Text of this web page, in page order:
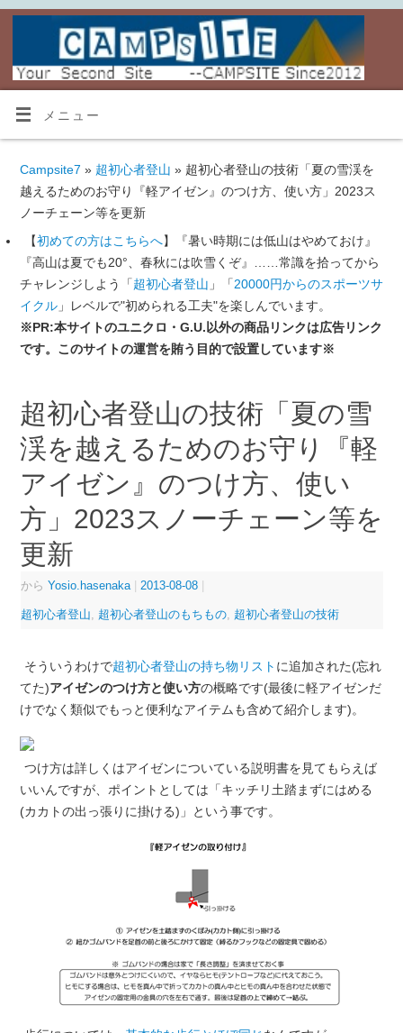
メニュー
Campsite7 » 超初心者登山 » 超初心者登山の技術「夏の雪渓を
越えるためのお守り『軽アイゼン』のつけ方、使い方」2023ス
ノーチェーン等を更新
【初めての方はこちらへ】『暑い時期には低山はやめておけ』
『高山は夏でも20°、春秋には吹雪くぞ』……常識を拾ってから
チャレンジしよう「超初心者登山 」「20000円からのスポーツサ
イクル」レベルで"初められる工夫"を楽しんでいます。
※PR:本サイトのユニクロ・G.U.以外の商品リンクは広告リンク
です。このサイトの運営を賄う目的で設置しています※
超初心者登山の技術「夏の雪
渓を越えるためのお守り『軽
アイゼン』のつけ方、使い
方」2023スノーチェーン等を
更新
から Yosio.hasenaka 2013-08-08
超初心者登山 超初心者登山のもちもの, 超初心者登山の技術
そういうわけで超初心者登山の持ち物リスト に追加された(忘れ
てた)アイゼンのつけ方と使い方の概略です(最後に軽アイゼンだ
けでなく類似でもっと便利なアイテムも含めて紹介します)。
つけ方は詳しくはアイゼンについている説明書を見てもらえば
いいんですが、ポイントとしては「キッチリ土踏まずにはめる
(カカトの出っ張りに掛ける)」という事です。